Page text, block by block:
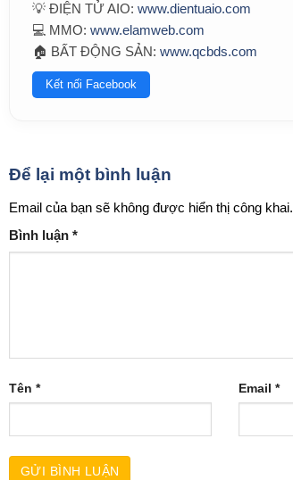
💡 ĐIỆN TỬ AIO: www.dientuaio.com
💻 MMO: www.elamweb.com
🏠 BẤT ĐỘNG SẢN: www.qcbds.com
Kết nối Facebook
Để lại một bình luận
Email của bạn sẽ không được hiển thị công khai.
Bình luận *
Tên * Email *